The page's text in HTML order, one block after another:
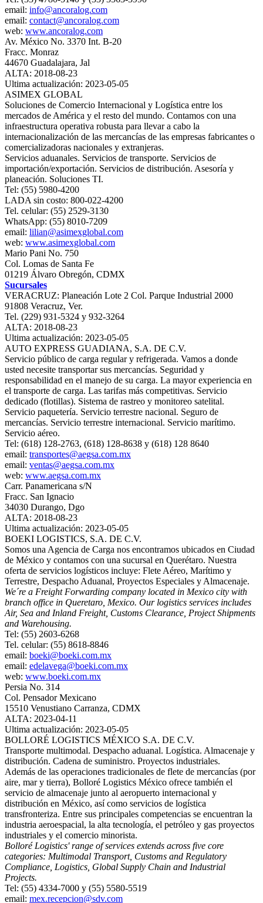
email: info@ancoralog.com
email: contact@ancoralog.com
web: www.ancoralog.com
Av. México No. 3370 Int. B-20
Fracc. Monraz
44670 Guadalajara, Jal
ALTA: 2018-08-23
Ultima actualización: 2023-05-05
ASIMEX GLOBAL
Soluciones de Comercio Internacional y Logística entre los
mercados de América y el resto del mundo. Contamos con una
infraestructura operativa robusta para llevar a cabo la
internacionalización de las mercancías de las empresas fabricantes o
comercializadoras nacionales y extranjeras.
Servicios aduanales. Servicios de transporte. Servicios de
importación/exportación. Servicios de distribución. Asesoría y
planeación. Soluciones TI.
Tel: (55) 5980-4200
LADA sin costo: 800-022-4200
Tel. celular: (55) 2529-3130
WhatsApp: (55) 8010-7209
email: lilian@asimexglobal.com
web: www.asimexglobal.com
Mario Pani No. 750
Col. Lomas de Santa Fe
01219 Álvaro Obregón, CDMX
Sucursales
VERACRUZ: Planeación Lote 2 Col. Parque Industrial 2000
91808 Veracruz, Ver.
Tel. (229) 931-5324 y 932-3264
ALTA: 2018-08-23
Ultima actualización: 2023-05-05
AUTO EXPRESS GUADIANA, S.A. DE C.V.
Servicio público de carga regular y refrigerada. Vamos a donde
usted necesite transportar sus mercancías. Seguridad y
responsabilidad en el manejo de su carga. La mayor experiencia en
el transporte de carga. Las tarifas más competitivas. Servicio
dedicado (flotillas). Sistema de rastreo y monitoreo satelital.
Servicio paquetería. Servicio terrestre nacional. Seguro de
mercancías. Servicio terrestre internacional. Servicio marítimo.
Servicio aéreo.
Tel: (618) 128-2763, (618) 128-8638 y (618) 128 8640
email: transportes@aegsa.com.mx
email: ventas@aegsa.com.mx
web: www.aegsa.com.mx
Carr. Panamericana s/N
Fracc. San Ignacio
34030 Durango, Dgo
ALTA: 2018-08-23
Ultima actualización: 2023-05-05
BOEKI LOGISTICS, S.A. DE C.V.
Somos una Agencia de Carga nos encontramos ubicados en Ciudad
de México y contamos con una sucursal en Querétaro. Nuestra
oferta de servicios logísticos incluye: Flete Aéreo, Marítimo y
Terrestre, Despacho Aduanal, Proyectos Especiales y Almacenaje.
We´re a Freight Forwarding company located in Mexico city with
branch office in Queretaro, Mexico. Our logistics services includes
Air, Sea and Inland Freight, Customs Clearance, Project Shipments
and Warehousing.
Tel: (55) 2603-6268
Tel. celular: (55) 8618-8846
email: boeki@boeki.com.mx
email: edelavega@boeki.com.mx
web: www.boeki.com.mx
Persia No. 314
Col. Pensador Mexicano
15510 Venustiano Carranza, CDMX
ALTA: 2023-04-11
Ultima actualización: 2023-05-05
BOLLORÉ LOGISTICS MÉXICO S.A. DE C.V.
Transporte multimodal. Despacho aduanal. Logística. Almacenaje y
distribución. Cadena de suministro. Proyectos industriales.
Además de las operaciones tradicionales de flete de mercancías (por
aire, mar y tierra), Bolloré Logistics México ofrece también el
servicio de almacenaje junto al aeropuerto internacional y
distribución en México, así como servicios de logística
transfronteriza. Entre sus principales competencias se encuentran la
industria aeroespacial, la alta tecnología, el petróleo y gas proyectos
industriales y el comercio minorista.
Bolloré Logistics' range of services extends across five core
categories: Multimodal Transport, Customs and Regulatory
Compliance, Logistics, Global Supply Chain and Industrial
Projects.
Tel: (55) 4334-7000 y (55) 5580-5519
email: mex.recepcion@sdv.com